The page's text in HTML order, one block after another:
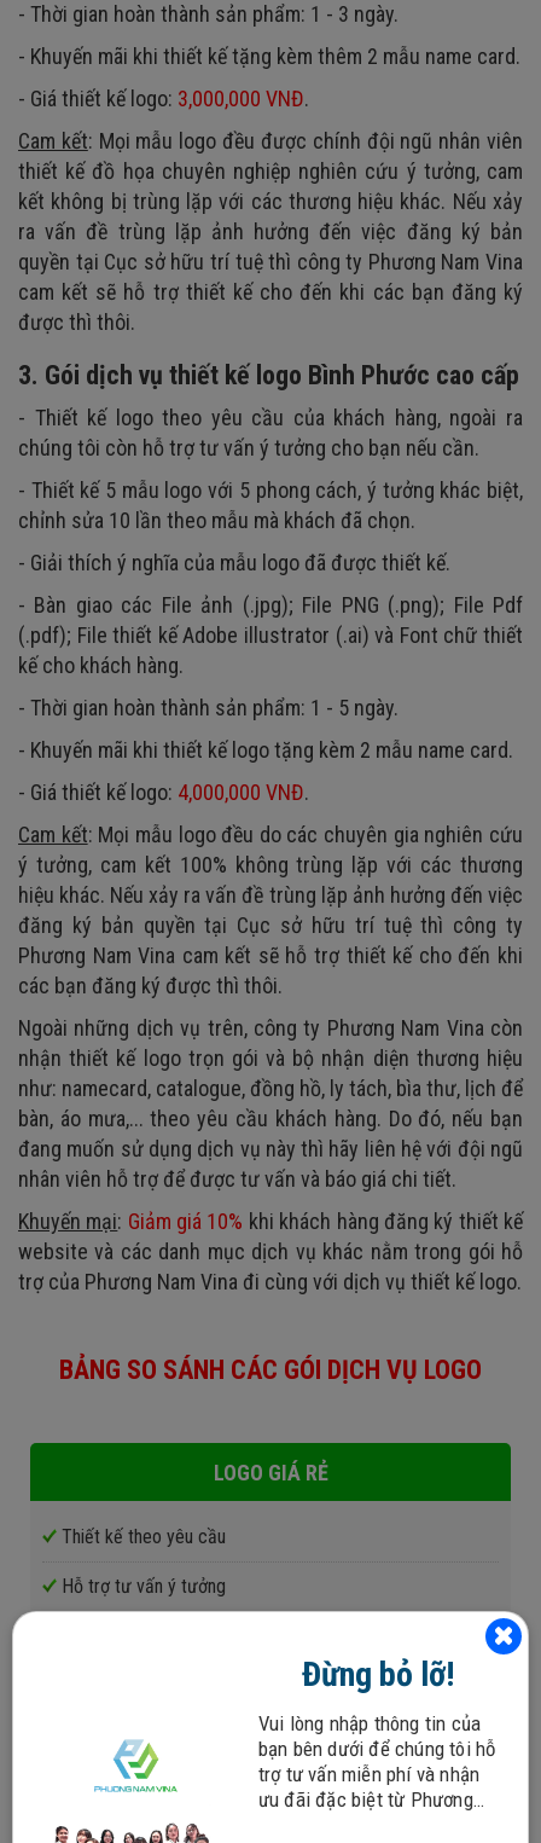
- Thời gian hoàn thành sản phẩm: 1 - 3 ngày.
- Khuyến mãi khi thiết kế tặng kèm thêm 2 mẫu name card.
- Giá thiết kế logo: 3,000,000 VNĐ.
Cam kết: Mọi mẫu logo đều được chính đội ngũ nhân viên
thiết kế đồ họa chuyên nghiệp nghiên cứu ý tưởng, cam
kết không bị trùng lặp với các thương hiệu khác. Nếu xảy
ra vấn đề trùng lặp ảnh hưởng đến việc đăng ký bản
quyền tại Cục sở hữu trí tuệ thì công ty Phương Nam Vina
cam kết sẽ hỗ trợ thiết kế cho đến khi các bạn đăng ký
được thì thôi.
3. Gói dịch vụ thiết kế logo Bình Phước cao cấp
- Thiết kế logo theo yêu cầu của khách hàng, ngoài ra
chúng tôi còn hỗ trợ tư vấn ý tưởng cho bạn nếu cần.
- Thiết kế 5 mẫu logo với 5 phong cách, ý tưởng khác biệt,
chỉnh sửa 10 lần theo mẫu mà khách đã chọn.
- Giải thích ý nghĩa của mẫu logo đã được thiết kế.
- Bàn giao các File ảnh (.jpg); File PNG (.png); File Pdf
(.pdf); File thiết kế Adobe illustrator (.ai) và Font chữ thiết
kế cho khách hàng.
- Thời gian hoàn thành sản phẩm: 1 - 5 ngày.
- Khuyến mãi khi thiết kế logo tặng kèm 2 mẫu name card.
- Giá thiết kế logo: 4,000,000 VNĐ.
Cam kết: Mọi mẫu logo đều do các chuyên gia nghiên cứu
ý tưởng, cam kết 100% không trùng lặp với các thương
hiệu khác. Nếu xảy ra vấn đề trùng lặp ảnh hưởng đến việc
đăng ký bản quyền tại Cục sở hữu trí tuệ thì công ty
Phương Nam Vina cam kết sẽ hỗ trợ thiết kế cho đến khi
các bạn đăng ký được thì thôi.
Ngoài những dịch vụ trên, công ty Phương Nam Vina còn
nhận thiết kế logo trọn gói và bộ nhận diện thương hiệu
như: namecard, catalogue, đồng hồ, ly tách, bìa thư, lịch để
bàn, áo mưa,... theo yêu cầu khách hàng. Do đó, nếu bạn
đang muốn sử dụng dịch vụ này thì hãy liên hệ với đội ngũ
nhân viên hỗ trợ để được tư vấn và báo giá chi tiết.
Khuyến mại: Giảm giá 10% khi khách hàng đăng ký thiết kế
website và các danh mục dịch vụ khác nằm trong gói hỗ
trợ của Phương Nam Vina đi cùng với dịch vụ thiết kế logo.
BẢNG SO SÁNH CÁC GÓI DỊCH VỤ LOGO
LOGO GIÁ RẺ
Thiết kế theo yêu cầu
Hỗ trợ tư vấn ý tưởng
Giải thích ý nghĩa mẫu logo
Bàn giao file ảnh, file thiết kế gốc
Đừng bỏ lỡ!
Vui lòng nhập thông tin của
bạn bên dưới để chúng tôi hỗ
trợ tư vấn miễn phí và nhận
ưu đãi đặc biệt từ Phương